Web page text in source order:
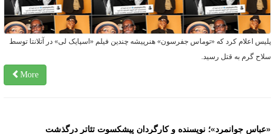
اعلام کرد که «توماس جفرسون» هنرپیشه چندین فیلم «اسپایک لی» در آتلانتا توسط
گرم به قتل رسید.
More
جوانمرد»؛ نویسنده و کارگردان پیشکسوت تئاتر درگذشت